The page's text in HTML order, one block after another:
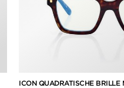
ICON QUADRATISCHE BRILLE